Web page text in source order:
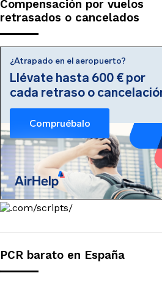
Compensación por vuelos
retrasados o cancelados
PCR barato en España